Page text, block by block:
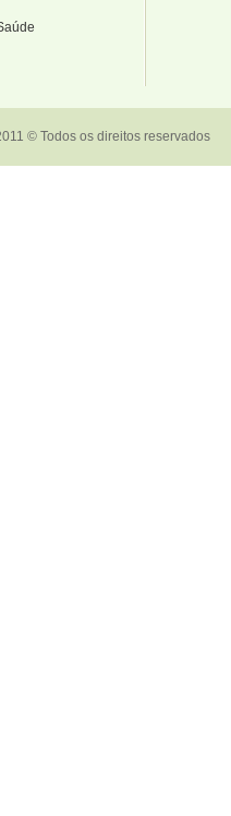
© Todos os direitos reservados